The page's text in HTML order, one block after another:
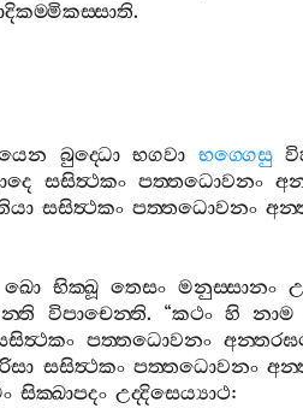
.
බුද‍්ධො භගවා භග‍්ගෙසු
සසිත්‍ථකං පත‍්තධොවනං
සසිත්‍ථකං පත‍්තධොවනං
ඛො භික‍්ඛූ තෙසං මනුස‍්සානං
විපාචෙන‍්ති. “කථං හි නාම
පත‍්තධොවනං
සසිත්‍ථකං පත‍්තධොවනං
සික‍්ඛාපදං උද‍්දිසෙය්‍යාථ: